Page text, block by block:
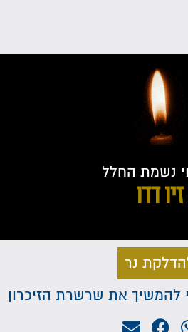
נשמת החלל
זיו דדו
נר
להמשיך את שרשרת הזיכרון